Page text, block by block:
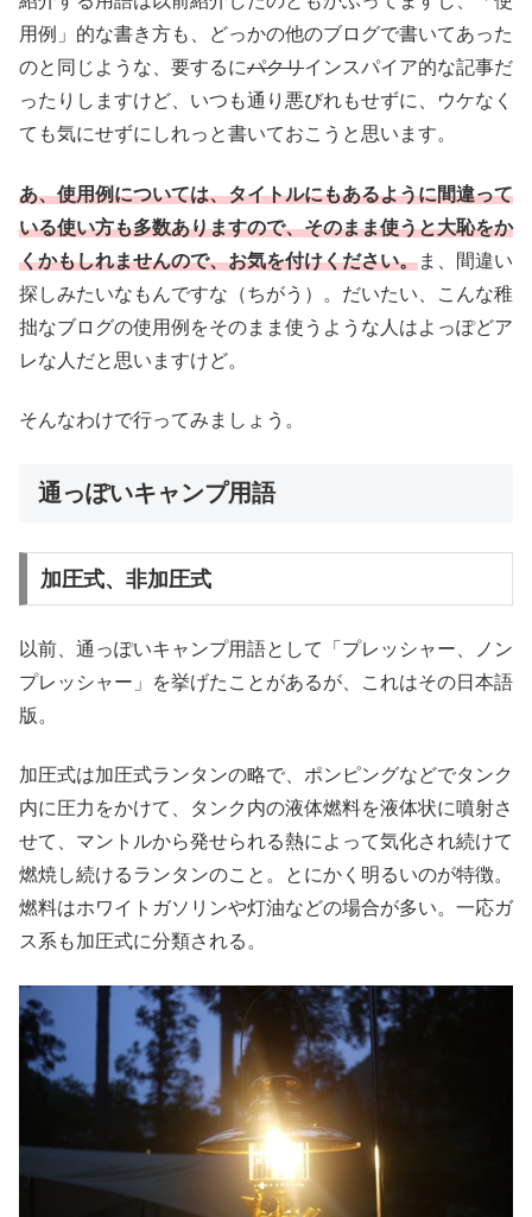
用例」的な書き方も、どっかの他のブログで書いてあった
のと同じような、要するにパクリインスパイア的な記事だ
ったりしますけど、いつも通り悪びれもせずに、ウケなく
ても気にせずにしれっと書いておこうと思います。
あ、使用例については、タイトルにもあるように間違って
いる使い方も多数ありますので、そのまま使うと大恥をか
くかもしれませんので、お気を付けください。ま、間違い
探しみたいなもんですな（ちがう）。だいたい、こんな稚
拙なブログの使用例をそのまま使うような人はよっぽどア
レな人だと思いますけど。
そんなわけで行ってみましょう。
通っぽいキャンプ用語
加圧式、非加圧式
以前、通っぽいキャンプ用語として「プレッシャー、ノン
プレッシャー」を挙げたことがあるが、これはその日本語
版。
加圧式は加圧式ランタンの略で、ポンピングなどでタンク
内に圧力をかけて、タンク内の液体燃料を液体状に噴射さ
せて、マントルから発せられる熱によって気化され続けて
燃焼し続けるランタンのこと。とにかく明るいのが特徴。
燃料はホワイトガソリンや灯油などの場合が多い。一応ガ
ス系も加圧式に分類される。